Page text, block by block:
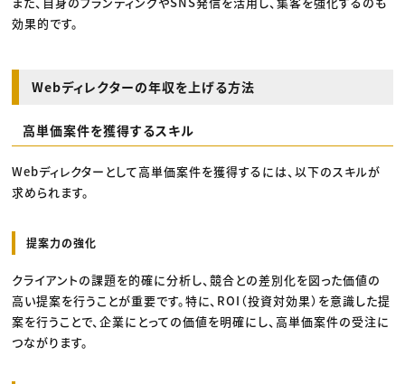
効果的です。
Webディレクターの年収を上げる方法
高単価案件を獲得するスキル
Webディレクターとして高単価案件を獲得するには、以下のスキルが
求められます。
提案力の強化
クライアントの課題を的確に分析し、競合との差別化を図った価値の
高い提案を行うことが重要です。特に、ROI（投資対効果）を意識した提
案を行うことで、企業にとっての価値を明確にし、高単価案件の受注に
つながります。